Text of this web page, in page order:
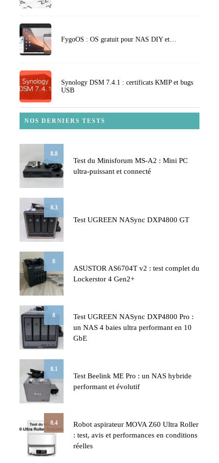
FygoOS : OS gratuit pour NAS DIY et…
Synology DSM 7.4.1 : certificats KMIP et bugs
USB
NOS DERNIERS TESTS
8.8
Test du Minisforum MS-A2 : Mini PC
ultra-puissant et connecté
8.3
Test UGREEN NASync DXP4800 GT
8
ASUSTOR AS6704T v2 : test complet du
Lockerstor 4 Gen2+
8
Test UGREEN NASync DXP4800 Pro :
un NAS 4 baies ultra performant en 10
GbE
8.1
Test Beelink ME Pro : un NAS hybride
performant et évolutif
8.4
Robot aspirateur MOVA Z60 Ultra Roller
: test, avis et performances en conditions
réelles